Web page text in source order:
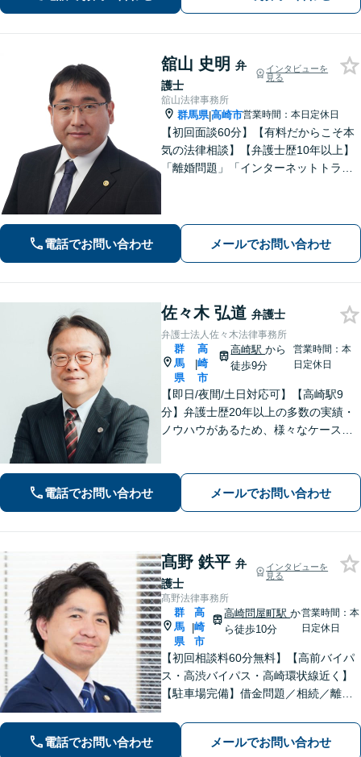
舘山 史明 弁
護士
インタビューを
見る
舘山法律事務所
群馬県|高崎市営業時間：本日定休日
【初回面談60分】【有料だからこそ本
気の法律相談】【弁護士歴10年以上】
「離婚問題」「インターネットトラブ
を展開します【高崎駅徒歩15分】
電話でお問い合わせ メールでお問い合わせ
佐々木 弘道 弁護士
弁護士法人佐々木法律事務所
群
馬
県
|
高
崎
市
高崎駅から
徒歩9分
営業時間：本
日定休日
【即日/夜間/土日対応可】【高崎駅9
分】弁護士歴20年以上の多数の実績・
ノウハウがあるため、様々なケースで
験・ノウハウを活かして共同して取り
組んでいきます。
電話でお問い合わせ メールでお問い合わせ
髙野 鉄平 弁
護士
インタビューを
見る
髙野法律事務所
群
馬
県
|
高
崎
市
高崎問屋町駅か
ら徒歩10分
営業時間：本
日定休日
【初回相談料60分無料】【高前バイパ
ス・高渋バイパス・高崎環状線近く】
【駐車場完備】借金問題／相続／離婚
広く対応しております。丁寧なヒアリ
ングとコミュニケーションを重ねるこ
電話でお問い合わせ メールでお問い合わせ